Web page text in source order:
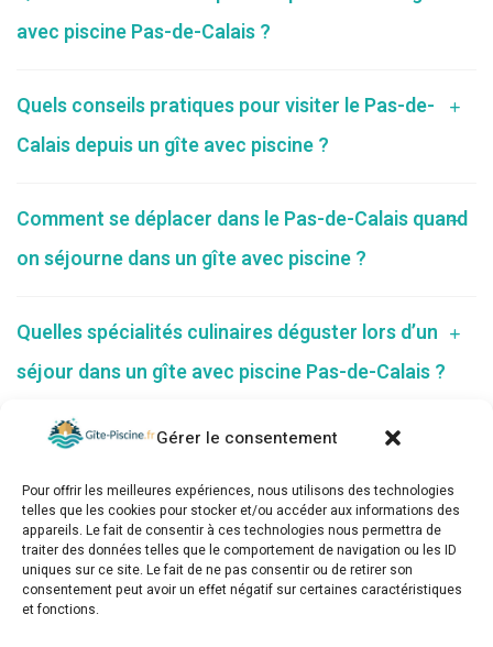
Gérer le consentement
Pour offrir les meilleures expériences, nous utilisons des technologies
telles que les cookies pour stocker et/ou accéder aux informations des
appareils. Le fait de consentir à ces technologies nous permettra de
traiter des données telles que le comportement de navigation ou les ID
uniques sur ce site. Le fait de ne pas consentir ou de retirer son
consentement peut avoir un effet négatif sur certaines caractéristiques
et fonctions.
avec piscine Pas-de-Calais ?
Quels conseils pratiques pour visiter le Pas-de-
Calais depuis un gîte avec piscine ?
Comment se déplacer dans le Pas-de-Calais quand
on séjourne dans un gîte avec piscine ?
Quelles spécialités culinaires déguster lors d’un
séjour dans un gîte avec piscine Pas-de-Calais ?